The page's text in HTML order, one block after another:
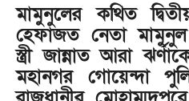
মামুনুলের কথিত
হেফাজত নেতা
স্ত্রী জান্নাত আরা
মহানগর গোয়েন্দা